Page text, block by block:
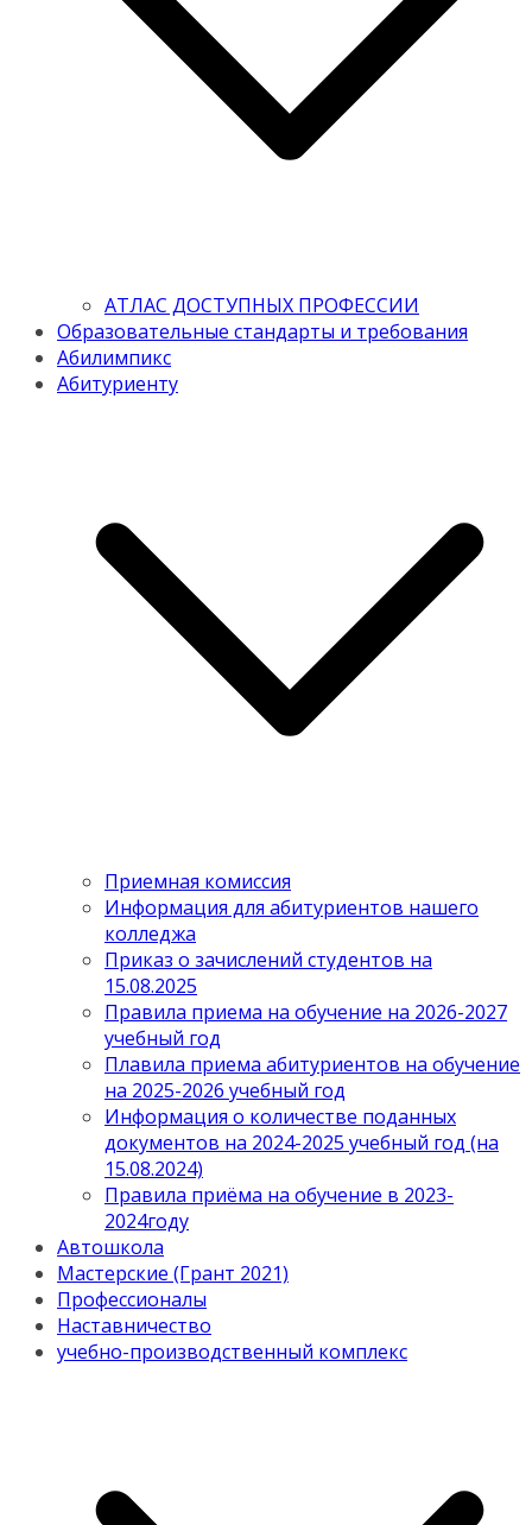
АТЛАС ДОСТУПНЫХ ПРОФЕССИИ
Образовательные стандарты и требования
Абилимпикс
Абитуриенту
Приемная комиссия
Информация для абитуриентов нашего
колледжа
Приказ о зачислений студентов на
15.08.2025
Правила приема на обучение на 2026-2027
учебный год
Плавила приема абитуриентов на обучение
на 2025-2026 учебный год
Информация о количестве поданных
документов на 2024-2025 учебный год (на
15.08.2024)
Правила приёма на обучение в 2023-
2024году
Автошкола
Мастерские (Грант 2021)
Профессионалы
Наставничество
учебно-производственный комплекс